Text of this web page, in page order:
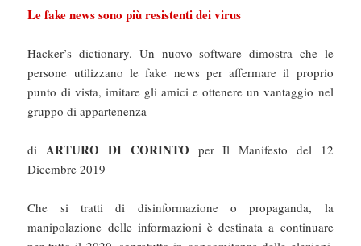
Le fake news sono più resistenti dei virus
Hacker’s dictionary. Un nuovo software dimostra che le
persone utilizzano le fake news per affermare il proprio
punto di vista, imitare gli amici e ottenere un vantaggio nel
gruppo di appartenenza
diARTURO DI CORINTO per Il Manifesto del 12
Dicembre 2019
Che si tratti di disinformazione o propaganda, la
manipolazione delle informazioni è destinata a continuare